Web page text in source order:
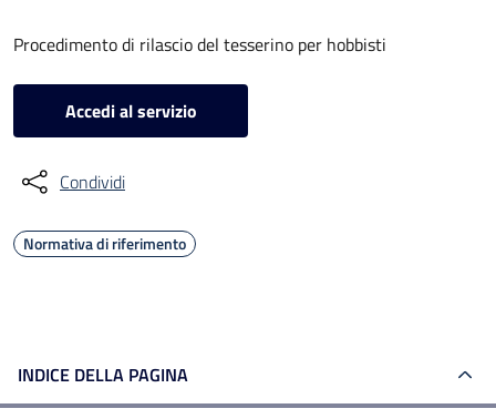
Procedimento di rilascio del tesserino per hobbisti
Accedi al servizio
Condividi
Normativa di riferimento
INDICE DELLA PAGINA